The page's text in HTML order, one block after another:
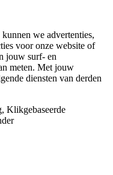
we advertenties,
voor onze website of
jouw surf- en
meten. Met jouw
diensten van derden
Klikgebaseerde